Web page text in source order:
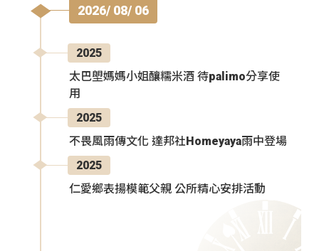
2026/ 08/ 06
2025
太巴塱媽媽小姐釀糯米酒 待palimo分享使
用
2025
不畏風雨傳文化 達邦社Homeyaya雨中登場
2025
仁愛鄉表揚模範父親 公所精心安排活動